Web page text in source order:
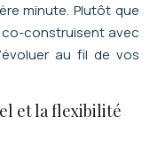
minute. Plutôt que
co-construisent avec
au fil de vos
et la flexibilité